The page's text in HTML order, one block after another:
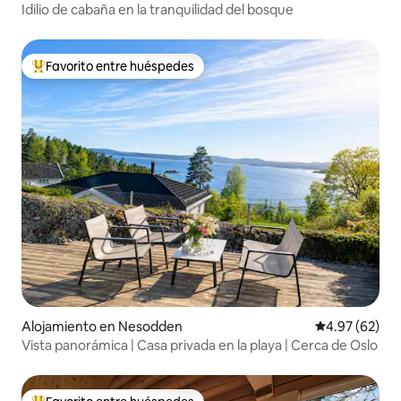
Idilio de cabaña en la tranquilidad del bosque
Favorito entre huéspedes preferido
Favorito entre huéspedes
Alojamiento en Nesodden Calificación
4.97 (62)
Vista panorámica | Casa privada en la playa | Cerca de Oslo